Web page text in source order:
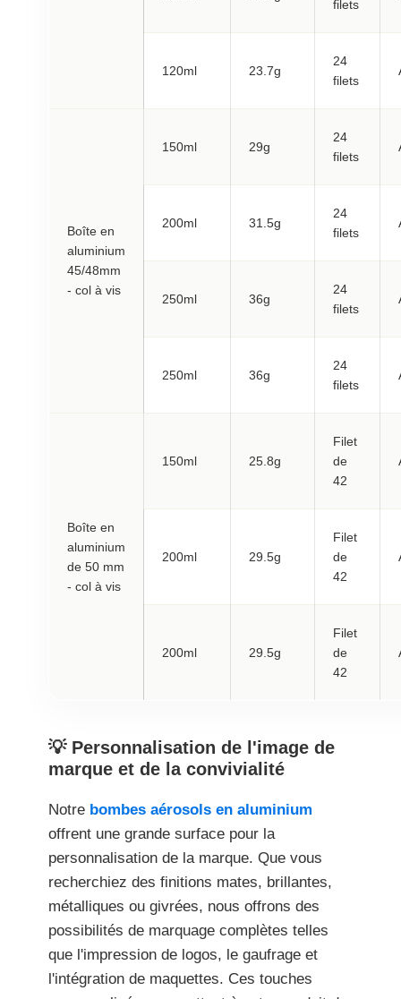
filets
120ml 23.7g
24
filets
Boîte en
aluminium
45/48mm
- col à vis
150ml 29g
24
filets
200ml 31.5g
24
filets
250ml 36g
24
filets
250ml 36g
24
filets
Boîte en
aluminium
de 50 mm
- col à vis
150ml 25.8g
Filet
de
42
200ml 29.5g
Filet
de
42
200ml 29.5g
Filet
de
42
💡 Personnalisation de l'image de
marque et de la convivialité
Notre bombes aérosols en aluminium
offrent une grande surface pour la
personnalisation de la marque. Que vous
recherchiez des finitions mates, brillantes,
métalliques ou givrées, nous offrons des
possibilités de marquage complètes telles
que l'impression de logos, le gaufrage et
l'intégration de maquettes. Ces touches